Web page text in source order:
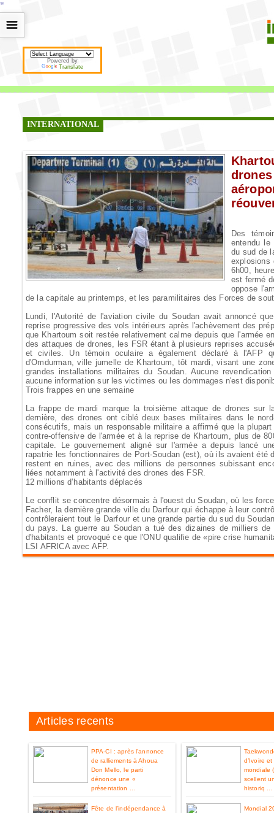
*
*
*
*
*
*
*
*
*
*
*
*
*
*
*
*
*
*
*
*
*
*
*
*
*
*
*
*
*
*
*
*
*
*
*
*
Powered by
Translate
☰
INTERNATIONAL
Des
entendu
du sud de
explosions
6h00,
est fermé
oppose
de la capitale au printemps, et les paramilitaires des Forces de
Lundi, l'Autorité de l'aviation civile du Soudan avait annoncé
reprise progressive des vols intérieurs après l'achèvement des
que Khartoum soit restée relativement calme depuis que l'armée
des attaques de drones, les FSR étant à plusieurs reprises
et civiles. Un témoin oculaire a également déclaré à l'AFP
d'Omdurman, ville jumelle de Khartoum, tôt mardi, visant une
grandes installations militaires du Soudan. Aucune
aucune information sur les victimes ou les dommages n'est
Trois frappes en une semaine
La frappe de mardi marque la troisième attaque de drones sur
dernière, des drones ont ciblé deux bases militaires dans le
consécutifs, mais un responsable militaire a affirmé que la
contre-offensive de l'armée et à la reprise de Khartoum, plus de
capitale. Le gouvernement aligné sur l'armée a depuis lancé
rapatrie les fonctionnaires de Port-Soudan (est), où ils avaient été
restent en ruines, avec des millions de personnes subissant
liées notamment à l'activité des drones des FSR.
12 millions d’habitants déplacés
Le conflit se concentre désormais à l'ouest du Soudan, où les
Facher, la dernière grande ville du Darfour qui échappe à leur
contrôleraient tout le Darfour et une grande partie du sud du
du pays. La guerre au Soudan a tué des dizaines de milliers
d'habitants et provoqué ce que l'ONU qualifie de «pire crise
LSI AFRICA avec AFP.
Articles recents
PPA-CI : après l'annonce
de ralliements à Ahoua
Don Mello, le parti
dénonce une «
présentation ...
Fête de l’indépendance à
d’Ivoire
mondiale
scellent
historiq ...
Mondial